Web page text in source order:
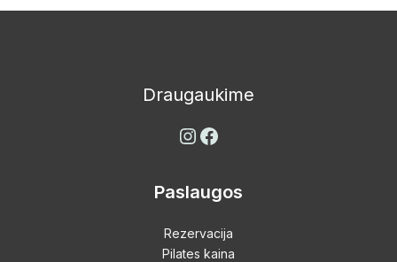
Draugaukime
Instagram
Facebook
Paslaugos
Rezervacija
Pilates kaina